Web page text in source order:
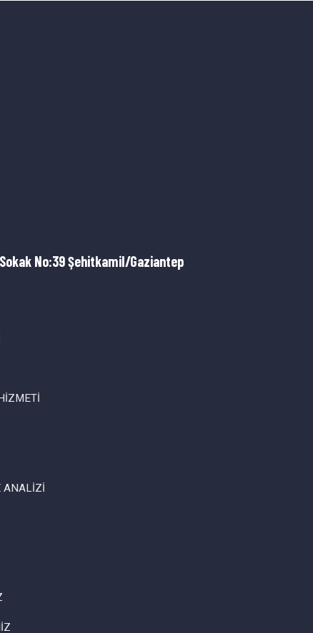
No:39 Şehitkamil/Gaziantep
ANALİZİ